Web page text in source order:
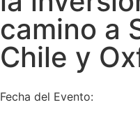
camino a
Chile y
Fecha del Evento: